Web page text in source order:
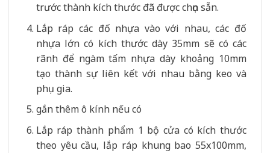
trước thành kích thước đã được chọn sẵn.
Lắp ráp các đố nhựa vào với nhau, các đố
nhựa lớn có kích thước dày 35mm sẽ có các
rãnh để ngàm tấm nhựa dày khoảng 10mm
tạo thành sự liên kết với nhau bằng keo và
phụ gia.
gắn thêm ô kính nếu có
Lắp ráp thành phẩm 1 bộ cửa có kích thước
theo yêu cầu, lắp ráp khung bao 55x100mm,